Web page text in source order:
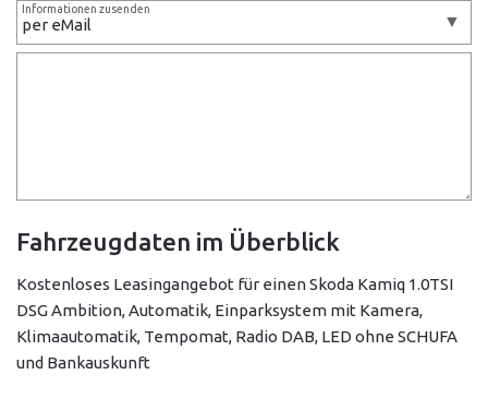
Informationen zusenden
Fahrzeugdaten im Überblick
Kostenloses Leasingangebot für einen Skoda Kamiq 1.0TSI
DSG Ambition, Automatik, Einparksystem mit Kamera,
Klimaautomatik, Tempomat, Radio DAB, LED ohne SCHUFA
und Bankauskunft